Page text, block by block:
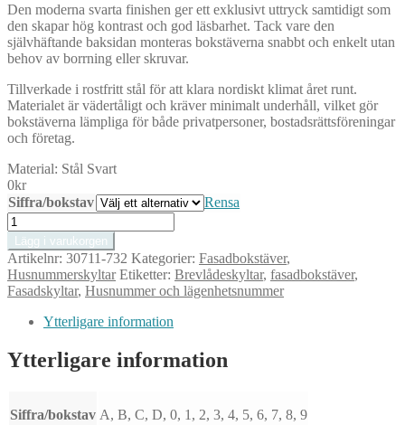
Den moderna svarta finishen ger ett exklusivt uttryck samtidigt som
den skapar hög kontrast och god läsbarhet. Tack vare den
självhäftande baksidan monteras bokstäverna snabbt och enkelt utan
behov av borrning eller skruvar.
Tillverkade i rostfritt stål för att klara nordiskt klimat året runt.
Materialet är vädertåligt och kräver minimalt underhåll, vilket gör
bokstäverna lämpliga för både privatpersoner, bostadsrättsföreningar
och företag.
Material: Stål Svart
0kr
Siffra/bokstav
Rensa
Svart
Självhäftande
Bokstav
A
i
Rostfritt
För
Brevlåda,
Fasad
Lägg i varukorgen
Artikelnr: 30711-732 Kategorier: Fasadbokstäver,
Husnummerskyltar Etiketter: Brevlådeskyltar, fasadbokstäver,
Fasadskyltar, Husnummer och lägenhetsnummer
Ytterligare information
Ytterligare information
Siffra/bokstav A, B, C, D, 0, 1, 2, 3, 4, 5, 6, 7, 8, 9